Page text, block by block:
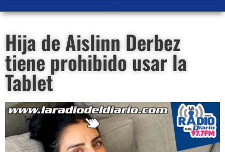
Hija de Aislinn Derbez
tiene prohibido usar la
Tablet